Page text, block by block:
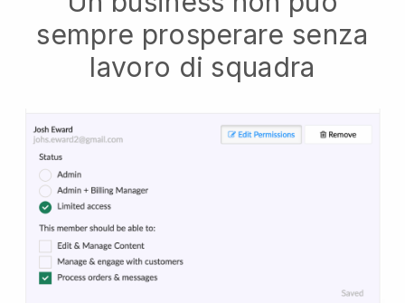
sempre prosperare senza
lavoro di squadra